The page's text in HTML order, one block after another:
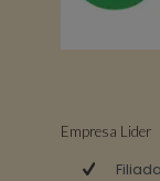
Empresa Lider